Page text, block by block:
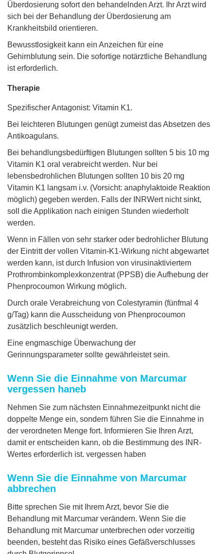
Überdosierung sofort den behandelnden Arzt. Ihr Arzt wird
sich bei der Behandlung der Überdosierung am
Krankheitsbild orientieren.
Bewusstlosigkeit kann ein Anzeichen für eine
Gehirnblutung sein. Die sofortige notärztliche Behandlung
ist erforderlich.
Therapie
Spezifischer Antagonist: Vitamin K1.
Bei leichteren Blutungen genügt zumeist das Absetzen des
Antikoagulans.
Bei behandlungsbedürftigen Blutungen sollten 5 bis 10 mg
Vitamin K1 oral verabreicht werden. Nur bei
lebensbedrohlichen Blutungen sollten 10 bis 20 mg
Vitamin K1 langsam i.v. (Vorsicht: anaphylaktoide Reaktion
möglich) gegeben werden. Falls der INRWert nicht sinkt,
soll die Applikation nach einigen Stunden wiederholt
werden.
Wenn in Fällen von sehr starker oder bedrohlicher Blutung
der Eintritt der vollen Vitamin-K1-Wirkung nicht abgewartet
werden kann, ist durch Infusion von virusinaktiviertem
Prothrombinkomplexkonzentrat (PPSB) die Aufhebung der
Phenprocoumon Wirkung möglich.
Durch orale Verabreichung von Colestyramin (fünfmal 4
g/Tag) kann die Ausscheidung von Phenprocoumon
zusätzlich beschleunigt werden.
Eine engmaschige Überwachung der
Gerinnungsparameter sollte gewährleistet sein.
Wenn Sie die Einnahme von Marcumar
vergessen haneb
Nehmen Sie zum nächsten Einnahmezeitpunkt nicht die
doppelte Menge ein, sondern führen Sie die Einnahme in
der verordneten Menge fort. Informieren Sie Ihren Arzt,
damit er entscheiden kann, ob die Bestimmung des INR-
Wertes erforderlich ist. vergessen haben
Wenn Sie die Einnahme von Marcumar
abbrechen
Bitte sprechen Sie mit Ihrem Arzt, bevor Sie die
Behandlung mit Marcumar verändern. Wenn Sie die
Behandlung mit Marcumar unterbrechen oder vorzeitig
beenden, besteht das Risiko eines Gefäßverschlusses